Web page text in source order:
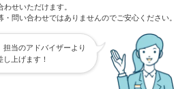
せいただけます。
問い合わせではありませんのでご安心ください。
担当のアドバイザーより
上げます！